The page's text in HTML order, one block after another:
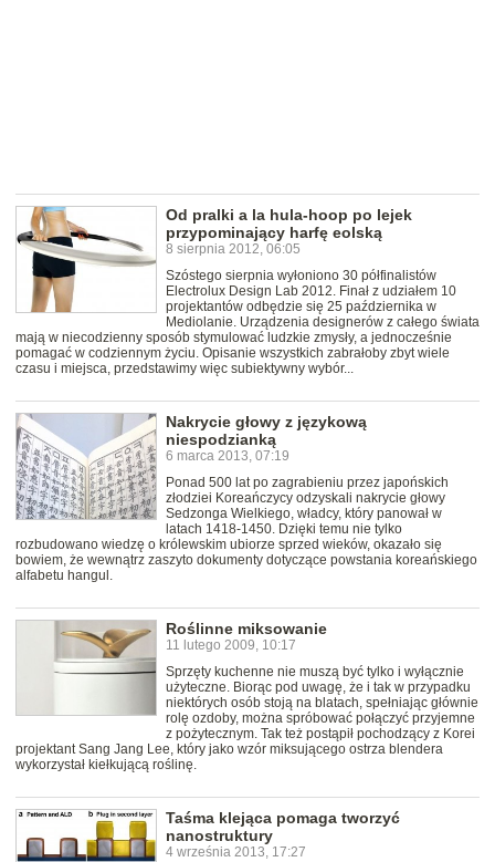
Od pralki a la hula-hoop po lejek
przypominający harfę eolską
8 sierpnia 2012, 06:05
Szóstego sierpnia wyłoniono 30 półfinalistów
Electrolux Design Lab 2012. Finał z udziałem 10
projektantów odbędzie się 25 października w
Mediolanie. Urządzenia designerów z całego świata
mają w niecodzienny sposób stymulować ludzkie zmysły, a jednocześnie
pomagać w codziennym życiu. Opisanie wszystkich zabrałoby zbyt wiele
czasu i miejsca, przedstawimy więc subiektywny wybór...
Nakrycie głowy z językową
niespodzianką
6 marca 2013, 07:19
Ponad 500 lat po zagrabieniu przez japońskich
złodziei Koreańczycy odzyskali nakrycie głowy
Sedzonga Wielkiego, władcy, który panował w
latach 1418-1450. Dzięki temu nie tylko
rozbudowano wiedzę o królewskim ubiorze sprzed wieków, okazało się
bowiem, że wewnątrz zaszyto dokumenty dotyczące powstania koreańskiego
alfabetu hangul.
Roślinne miksowanie
11 lutego 2009, 10:17
Sprzęty kuchenne nie muszą być tylko i wyłącznie
użyteczne. Biorąc pod uwagę, że i tak w przypadku
niektórych osób stoją na blatach, spełniając głównie
rolę ozdoby, można spróbować połączyć przyjemne
z pożytecznym. Tak też postąpił pochodzący z Korei
projektant Sang Jang Lee, który jako wzór miksującego ostrza blendera
wykorzystał kiełkującą roślinę.
Taśma klejąca pomaga tworzyć
nanostruktury
4 września 2013, 17:27